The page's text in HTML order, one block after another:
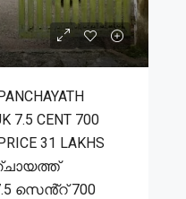
7.5 CENT 700
31 LAKHS
സെൻ്റ് 700